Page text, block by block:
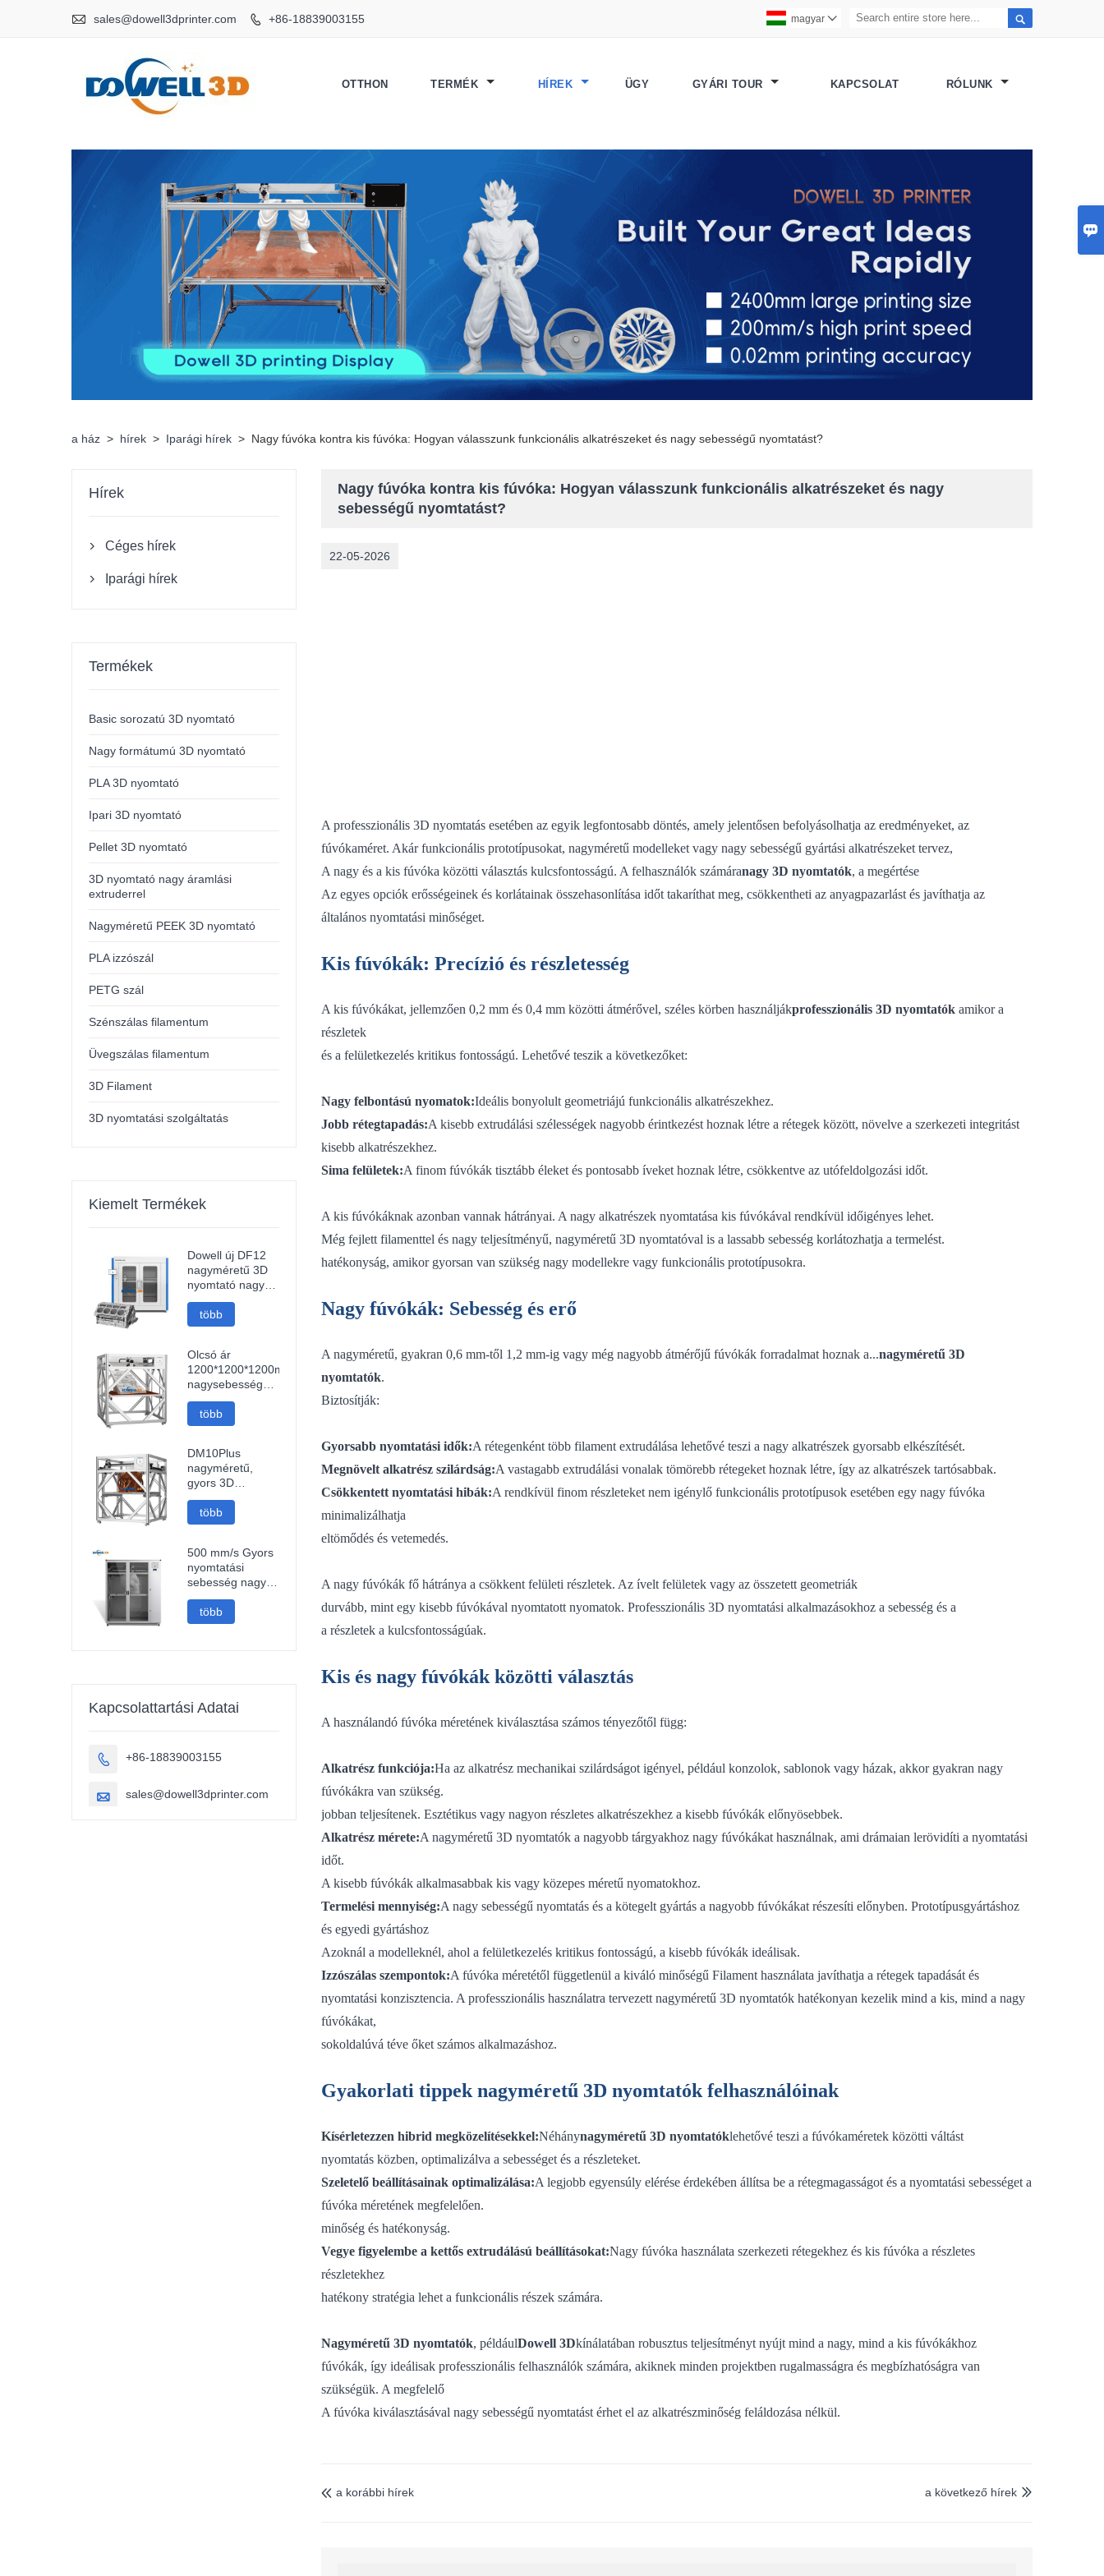

 sales@dowell3dprinter.com  +86-18839003155 
magyar 
OTTHON TERMÉK HÍREK ÜGY GYÁRI TOUR KAPCSOLAT RÓLUNK
a ház > hírek > Iparági hírek > Nagy fúvóka kontra kis fúvóka: Hogyan válasszunk funkcionális alkatrészeket és nagy sebességű nyomtatást?
Nagy fúvóka kontra kis fúvóka: Hogyan válasszunk funkcionális alkatrészeket és nagy
sebességű nyomtatást?
22-05-2026
A professzionális 3D nyomtatás esetében az egyik legfontosabb döntés, amely jelentősen befolyásolhatja az eredményeket, az
fúvókaméret. Akár funkcionális prototípusokat, nagyméretű modelleket vagy nagy sebességű gyártási alkatrészeket tervez,
A nagy és a kis fúvóka közötti választás kulcsfontosságú. A felhasználók számáranagy 3D nyomtatók, a megértése
Az egyes opciók erősségeinek és korlátainak összehasonlítása időt takaríthat meg, csökkentheti az anyagpazarlást és javíthatja az
általános nyomtatási minőséget.
Kis fúvókák: Precízió és részletesség
A kis fúvókákat, jellemzően 0,2 mm és 0,4 mm közötti átmérővel, széles körben használjákprofesszionális 3D nyomtatók amikor a
részletek
és a felületkezelés kritikus fontosságú. Lehetővé teszik a következőket:
Nagy felbontású nyomatok:Ideális bonyolult geometriájú funkcionális alkatrészekhez.
Jobb rétegtapadás:A kisebb extrudálási szélességek nagyobb érintkezést hoznak létre a rétegek között, növelve a szerkezeti integritást
kisebb alkatrészekhez.
Sima felületek:A finom fúvókák tisztább éleket és pontosabb íveket hoznak létre, csökkentve az utófeldolgozási időt.
A kis fúvókáknak azonban vannak hátrányai. A nagy alkatrészek nyomtatása kis fúvókával rendkívül időigényes lehet.
Még fejlett filamenttel és nagy teljesítményű, nagyméretű 3D nyomtatóval is a lassabb sebesség korlátozhatja a termelést.
hatékonyság, amikor gyorsan van szükség nagy modellekre vagy funkcionális prototípusokra.
Nagy fúvókák: Sebesség és erő
A nagyméretű, gyakran 0,6 mm-től 1,2 mm-ig vagy még nagyobb átmérőjű fúvókák forradalmat hoznak a...nagyméretű 3D
nyomtatók.
Biztosítják:
Gyorsabb nyomtatási idők:A rétegenként több filament extrudálása lehetővé teszi a nagy alkatrészek gyorsabb elkészítését.
Megnövelt alkatrész szilárdság:A vastagabb extrudálási vonalak tömörebb rétegeket hoznak létre, így az alkatrészek tartósabbak.
Csökkentett nyomtatási hibák:A rendkívül finom részleteket nem igénylő funkcionális prototípusok esetében egy nagy fúvóka
minimalizálhatja
eltömődés és vetemedés.
A nagy fúvókák fő hátránya a csökkent felületi részletek. Az ívelt felületek vagy az összetett geometriák
durvább, mint egy kisebb fúvókával nyomtatott nyomatok. Professzionális 3D nyomtatási alkalmazásokhoz a sebesség és a
a részletek a kulcsfontosságúak.
Kis és nagy fúvókák közötti választás
A használandó fúvóka méretének kiválasztása számos tényezőtől függ:
Alkatrész funkciója:Ha az alkatrész mechanikai szilárdságot igényel, például konzolok, sablonok vagy házak, akkor gyakran nagy
fúvókákra van szükség.
jobban teljesítenek. Esztétikus vagy nagyon részletes alkatrészekhez a kisebb fúvókák előnyösebbek.
Alkatrész mérete:A nagyméretű 3D nyomtatók a nagyobb tárgyakhoz nagy fúvókákat használnak, ami drámaian lerövidíti a nyomtatási
időt.
A kisebb fúvókák alkalmasabbak kis vagy közepes méretű nyomatokhoz.
Termelési mennyiség:A nagy sebességű nyomtatás és a kötegelt gyártás a nagyobb fúvókákat részesíti előnyben. Prototípusgyártáshoz
és egyedi gyártáshoz
Azoknál a modelleknél, ahol a felületkezelés kritikus fontosságú, a kisebb fúvókák ideálisak.
Izzószálas szempontok:A fúvóka méretétől függetlenül a kiváló minőségű Filament használata javíthatja a rétegek tapadását és
nyomtatási konzisztencia. A professzionális használatra tervezett nagyméretű 3D nyomtatók hatékonyan kezelik mind a kis, mind a nagy
fúvókákat,
sokoldalúvá téve őket számos alkalmazáshoz.
Gyakorlati tippek nagyméretű 3D nyomtatók felhasználóinak
Kísérletezzen hibrid megközelítésekkel:Néhánynagyméretű 3D nyomtatóklehetővé teszi a fúvókaméretek közötti váltást
nyomtatás közben, optimalizálva a sebességet és a részleteket.
Szeletelő beállításainak optimalizálása:A legjobb egyensúly elérése érdekében állítsa be a rétegmagasságot és a nyomtatási sebességet a
fúvóka méretének megfelelően.
minőség és hatékonyság.
Vegye figyelembe a kettős extrudálású beállításokat:Nagy fúvóka használata szerkezeti rétegekhez és kis fúvóka a részletes
részletekhez
hatékony stratégia lehet a funkcionális részek számára.
Nagyméretű 3D nyomtatók, példáulDowell 3Dkínálatában robusztus teljesítményt nyújt mind a nagy, mind a kis fúvókákhoz
fúvókák, így ideálisak professzionális felhasználók számára, akiknek minden projektben rugalmasságra és megbízhatóságra van
szükségük. A megfelelő
A fúvóka kiválasztásával nagy sebességű nyomtatást érhet el az alkatrészminőség feláldozása nélkül.
 a korábbi hírek 
a következő hírek
Hírek
 Céges hírek
 Iparági hírek
Termékek
Basic sorozatú 3D nyomtató
Nagy formátumú 3D nyomtató
PLA 3D nyomtató
Ipari 3D nyomtató
Pellet 3D nyomtató
3D nyomtató nagy áramlási
extruderrel
Nagyméretű PEEK 3D nyomtató
PLA izzószál
PETG szál
Szénszálas filamentum
Üvegszálas filamentum
3D Filament
3D nyomtatási szolgáltatás
Kiemelt Termékek
Dowell új DF12
nagyméretű 3D
nyomtató nagy
pontosságú
Impresora 3D
gép ipari
nyomtatója
több
Olcsó ár
1200*1200*1200mm
nagysebességű
FDM intelligens
3D nyomtató wifi
kapcsolattal
nyomtatógép
több
DM10Plus
nagyméretű,
gyors 3D
nyomtatógép,
1000 mm-es 3D
nyomtató
több
500 mm/s Gyors
nyomtatási
sebesség nagy
méretű 1000
mm-es
nagyméretű
3D nyomtatás
több
Kapcsolattartási Adatai
 +86-18839003155
 sales@dowell3dprinter.com